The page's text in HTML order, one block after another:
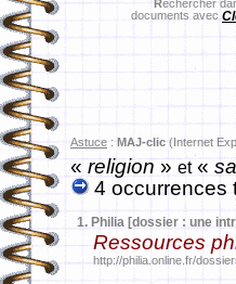
Rechercher
documents avec
Astuce : MAJ-clic (Internet
«religion» et«
4 occurrences
1. Philia [dossier : une
Ressources
http://philia.online.fr/